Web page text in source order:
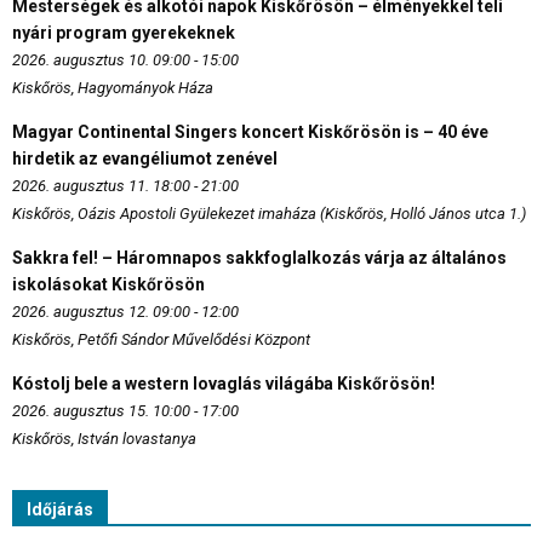
Mesterségek és alkotói napok Kiskőrösön – élményekkel teli
nyári program gyerekeknek
2026. augusztus 10. 09:00 - 15:00
Kiskőrös, Hagyományok Háza
Magyar Continental Singers koncert Kiskőrösön is – 40 éve
hirdetik az evangéliumot zenével
2026. augusztus 11. 18:00 - 21:00
Kiskőrös, Oázis Apostoli Gyülekezet imaháza (Kiskőrös, Holló János utca 1.)
Sakkra fel! – Háromnapos sakkfoglalkozás várja az általános
iskolásokat Kiskőrösön
2026. augusztus 12. 09:00 - 12:00
Kiskőrös, Petőfi Sándor Művelődési Központ
Kóstolj bele a western lovaglás világába Kiskőrösön!
2026. augusztus 15. 10:00 - 17:00
Kiskőrös, István lovastanya
Időjárás